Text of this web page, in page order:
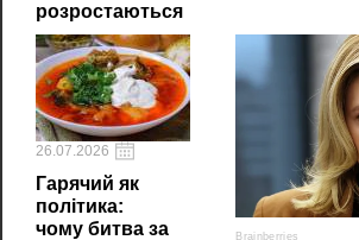
розростаються
26.07.2026
Гарячий як
політика:
чому битва за